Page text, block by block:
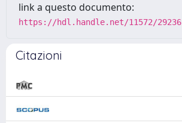
link a questo documento:
https://hdl.handle.net/11572/29236
Citazioni